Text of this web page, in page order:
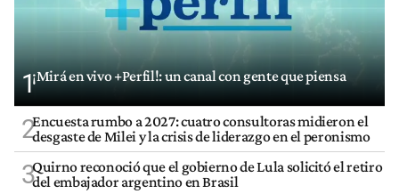
1¡Mirá en vivo +Perfil!: un canal con gente que piensa
2Encuesta rumbo a 2027: cuatro consultoras midieron el
desgaste de Milei y la crisis de liderazgo en el peronismo
3Quirno reconoció que el gobierno de Lula solicitó el retiro
del embajador argentino en Brasil